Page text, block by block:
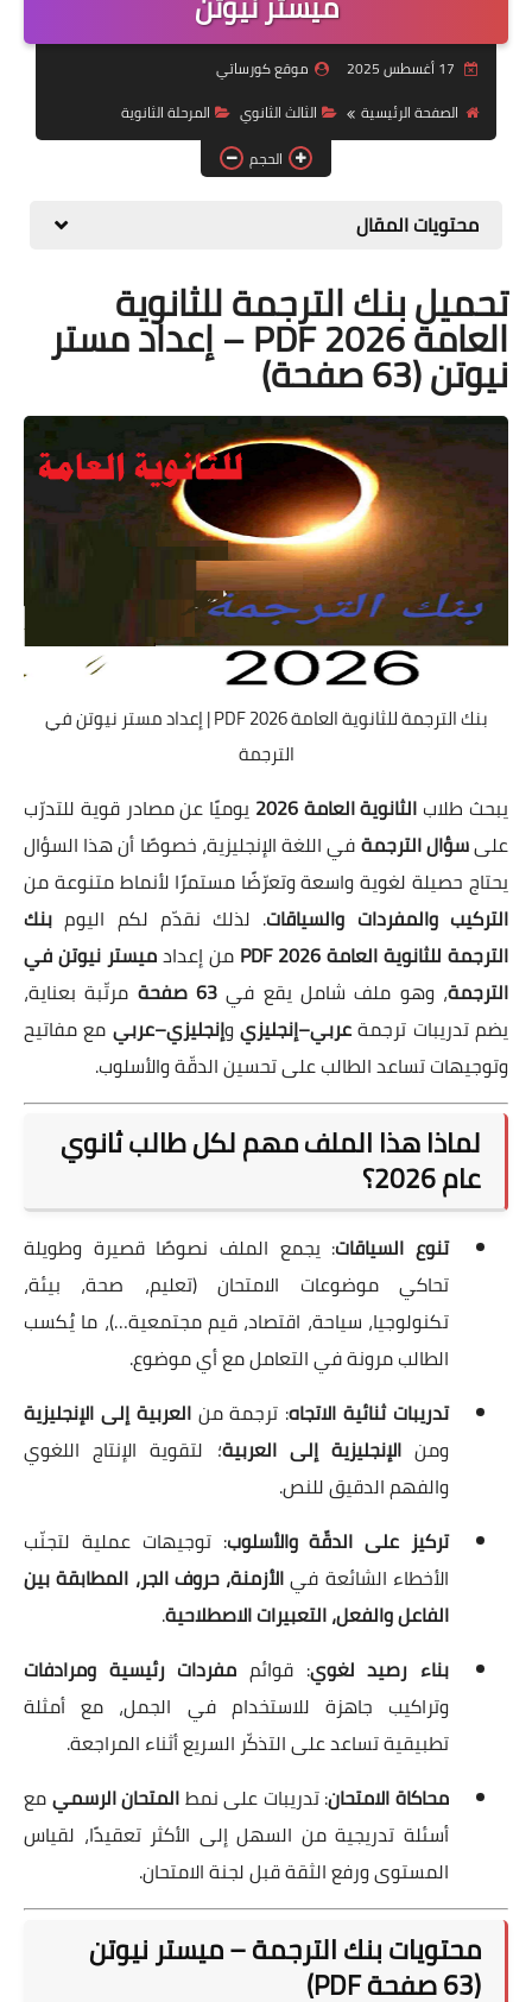
موضوعات
تكنولوجيا
صحة
موقع كورساتي
الصفحة الرئيسية
الثالث الثانوي
المرحلة الثانوية
الحجم
محتويات المقال
تحميل بنك الترجمة للثانوية
العامة 2026 PDF – إعداد مستر
نيوتن (63 صفحة)
بنك الترجمة للثانوية العامة 2026 PDF | إعداد مستر نيوتن في
الترجمة
يبحث طلابالثانوية العامة 2026
يوميًا عن مصادر قوية للتدرّب
علىسؤال الترجمةفي اللغة الإنجليزية، خصوصًا أن هذا السؤال
يحتاج حصيلة لغوية واسعة وتعرّضًا مستمرًا لأنماط متنوعة من
التركيب والمفردات والسياقات. لذلك نقدّم لكم اليوم بنك
الترجمة للثانوية العامة 2026 PDF
من إعدادميستر نيوتن في
الترجمة، وهو ملف شامل يقع في 63 صفحة
مرتّبة بعناية،
يضم تدريبات ترجمةعربي–إنجليزيوإنجليزي–عربي مع مفاتيح
وتوجيهات تساعد الطالب على تحسين الدقّة والأسلوب.
لماذا هذا الملف مهم لكل طالب ثانوي
عام 2026؟
تنوع السياقات: يجمع الملف نصوصًا قصيرة وطويلة
تحاكي موضوعات الامتحان (تعليم، صحة، بيئة،
تكنولوجيا، سياحة، اقتصاد، قيم مجتمعية…)، ما يُكسب
الطالب مرونة في التعامل مع أي موضوع.
تدريبات ثنائية الاتجاه: ترجمة منالعربية إلى الإنجليزية
ومنالإنجليزية إلى العربية؛ لتقوية الإنتاج اللغوي
والفهم الدقيق للنص.
تركيز على الدقّة والأسلوب: توجيهات عملية لتجنّب
الأخطاء الشائعة فيالأزمنة، حروف الجر، المطابقة بين
الفاعل والفعل، التعبيرات الاصطلاحية.
بناء رصيد لغوي: قوائم مفردات رئيسية ومرادفات
وتراكيب جاهزة للاستخدام في الجمل، مع أمثلة
تطبيقية تساعد على التذكّر السريع أثناء المراجعة.
محاكاة الامتحان: تدريبات على نمطالمتحان الرسميمع
أسئلة تدريجية من السهل إلى الأكثر تعقيدًا، لقياس
المستوى ورفع الثقة قبل لجنة الامتحان.
محتويات بنك الترجمة – ميستر نيوتن
(63 صفحة PDF)